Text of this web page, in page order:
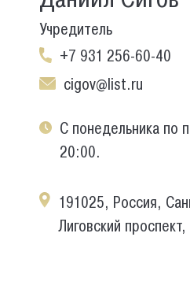
Учредитель
+7 931 256-60-40
cigov@list.ru
С понедельника по
20:00.
191025, Россия,
Лиговский